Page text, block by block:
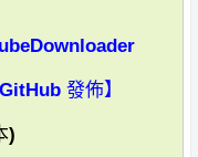
GitHub 發佈】
)